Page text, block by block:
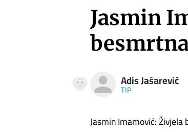
Jasmin
Adis Jašarević
TIP
Jasmin Imamović: